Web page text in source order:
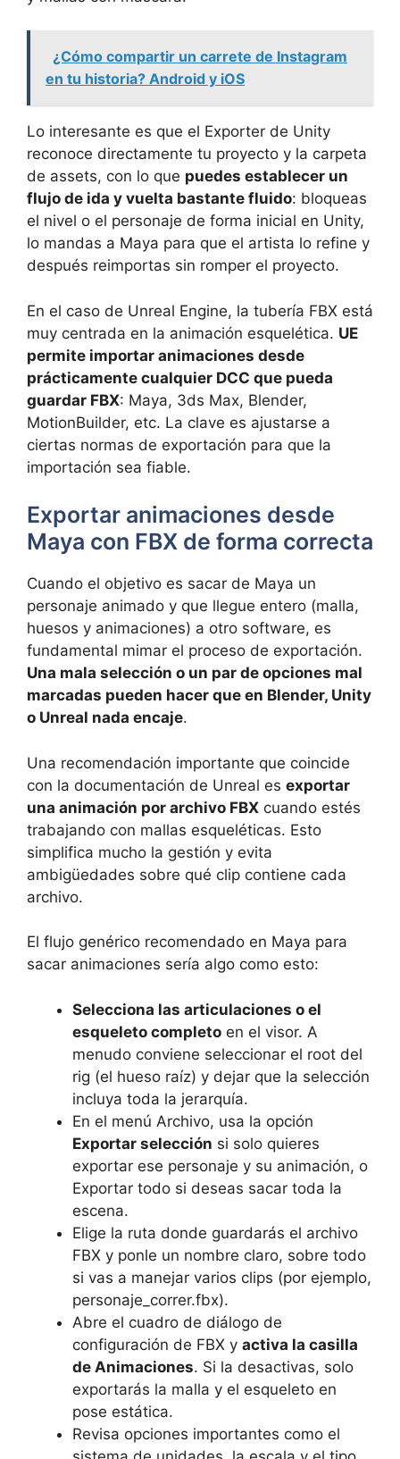
¿Cómo compartir un carrete de Instagram
en tu historia? Android y iOS
Lo interesante es que el Exporter de Unity
reconoce directamente tu proyecto y la carpeta
de assets, con lo que puedes establecer un
flujo de ida y vuelta bastante fluido: bloqueas
el nivel o el personaje de forma inicial en Unity,
lo mandas a Maya para que el artista lo refine y
después reimportas sin romper el proyecto.
En el caso de Unreal Engine, la tubería FBX está
muy centrada en la animación esquelética. UE
permite importar animaciones desde
prácticamente cualquier DCC que pueda
guardar FBX: Maya, 3ds Max, Blender,
MotionBuilder, etc. La clave es ajustarse a
ciertas normas de exportación para que la
importación sea fiable.
Exportar animaciones desde
Maya con FBX de forma correcta
Cuando el objetivo es sacar de Maya un
personaje animado y que llegue entero (malla,
huesos y animaciones) a otro software, es
fundamental mimar el proceso de exportación.
Una mala selección o un par de opciones mal
marcadas pueden hacer que en Blender, Unity
o Unreal nada encaje.
Una recomendación importante que coincide
con la documentación de Unreal es exportar
una animación por archivo FBX cuando estés
trabajando con mallas esqueléticas. Esto
simplifica mucho la gestión y evita
ambigüedades sobre qué clip contiene cada
archivo.
El flujo genérico recomendado en Maya para
sacar animaciones sería algo como esto:
Selecciona las articulaciones o el
esqueleto completo en el visor. A
menudo conviene seleccionar el root del
rig (el hueso raíz) y dejar que la selección
incluya toda la jerarquía.
En el menú Archivo, usa la opción
Exportar selección si solo quieres
exportar ese personaje y su animación, o
Exportar todo si deseas sacar toda la
escena.
Elige la ruta donde guardarás el archivo
FBX y ponle un nombre claro, sobre todo
si vas a manejar varios clips (por ejemplo,
personaje_correr.fbx).
Abre el cuadro de diálogo de
configuración de FBX y activa la casilla
de Animaciones. Si la desactivas, solo
exportarás la malla y el esqueleto en
pose estática.
Revisa opciones importantes como el